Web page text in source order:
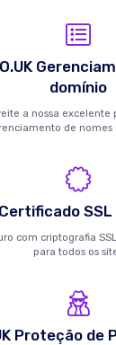
domínio
a nossa excelente
de nomes
Certificado
com criptografia
para todos os
Proteção de